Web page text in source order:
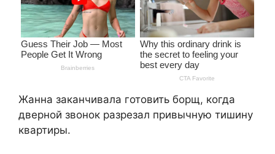
Жанна заканчивала готовить борщ, когда
дверной звонок разрезал привычную тишину
квартиры.